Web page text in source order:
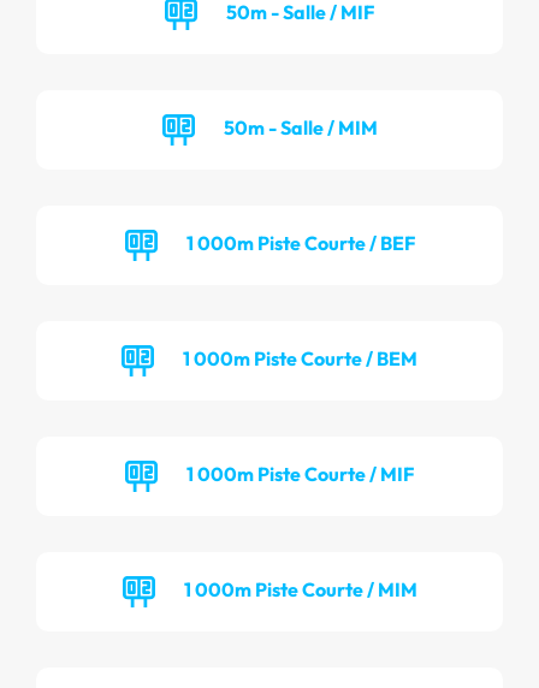
50m - Salle / MIF
50m - Salle / MIM
1 000m Piste Courte / BEF
1 000m Piste Courte / BEM
1 000m Piste Courte / MIF
1 000m Piste Courte / MIM